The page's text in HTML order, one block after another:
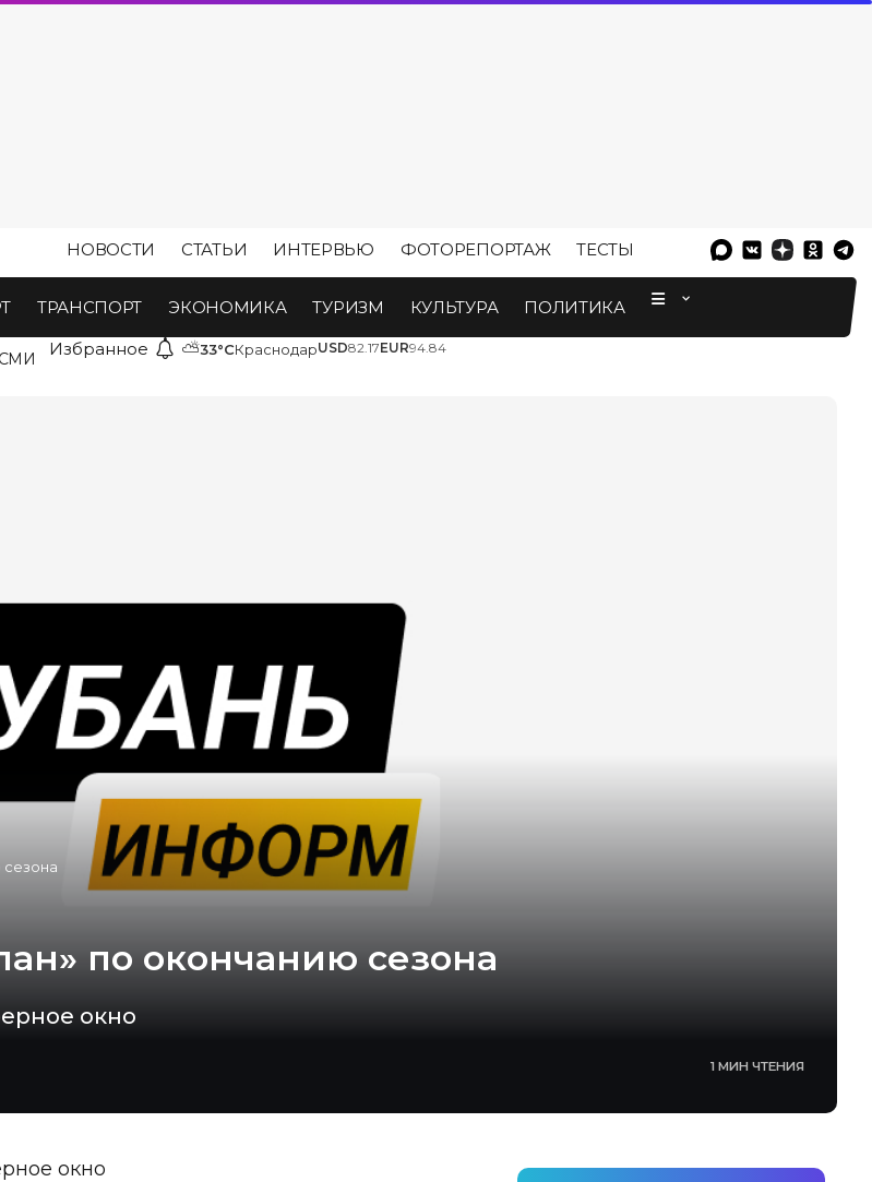
НОВОСТИ СТАТЬИ ИНТЕРВЬЮ ФОТОРЕПОРТАЖ ТЕСТЫ
ТРАНСПОРТ ЭКОНОМИКА ТУРИЗМ КУЛЬТУРА ПОЛИТИКА
Избранное ⛅33°CКраснодарUSD82.17EUR94.84
по окончанию сезона
окно
1 МИН ЧТЕНИЯ
окно